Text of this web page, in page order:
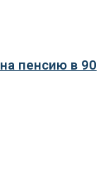
пенсию в 90